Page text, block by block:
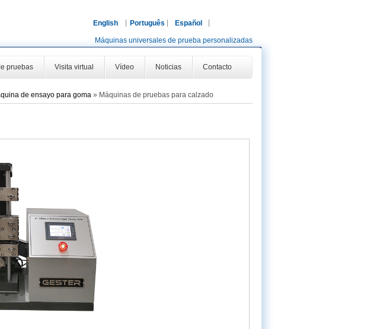
English Português Español
Máquinas universales de prueba personalizadas
pruebas Visita virtual Vídeo Noticias Contacto
de ensayo para goma » Máquinas de pruebas para calzado